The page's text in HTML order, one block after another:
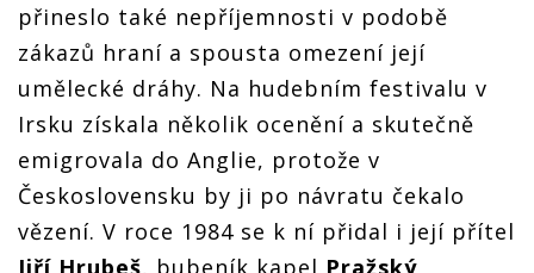
přineslo také nepříjemnosti v podobě
zákazů hraní a spousta omezení její
umělecké dráhy. Na hudebním festivalu v
Irsku získala několik ocenění a skutečně
emigrovala do Anglie, protože v
Československu by ji po návratu čekalo
vězení. V roce 1984 se k ní přidal i její přítel
Jiří Hrubeš, bubeník kapel Pražský